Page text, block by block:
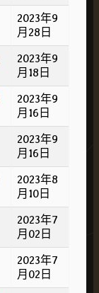
2023年9
月28日
2023年9
月18日
2023年9
月16日
2023年9
月16日
2023年8
月10日
2023年7
月02日
2023年7
月02日